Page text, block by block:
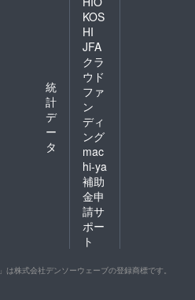
統
計
デ
ー
タ
KOS
HI
JFA
クラ
ウド
ファ
ン
ディ
ング
mac
hi-ya
補助
金申
請サ
ポー
ト
は株式会社デンソーウェーブの登録商標です。